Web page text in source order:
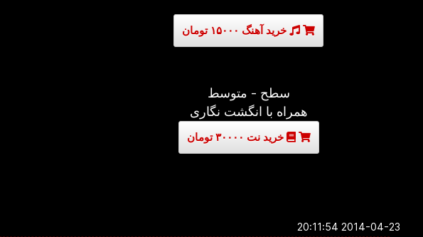
خرید آهنگ ۱۵۰۰۰ تومان
سطح - متوسط
همراه با انگشت نگاری
خرید نت ۳۰۰۰۰ تومان
2014-04-23 20:11:54